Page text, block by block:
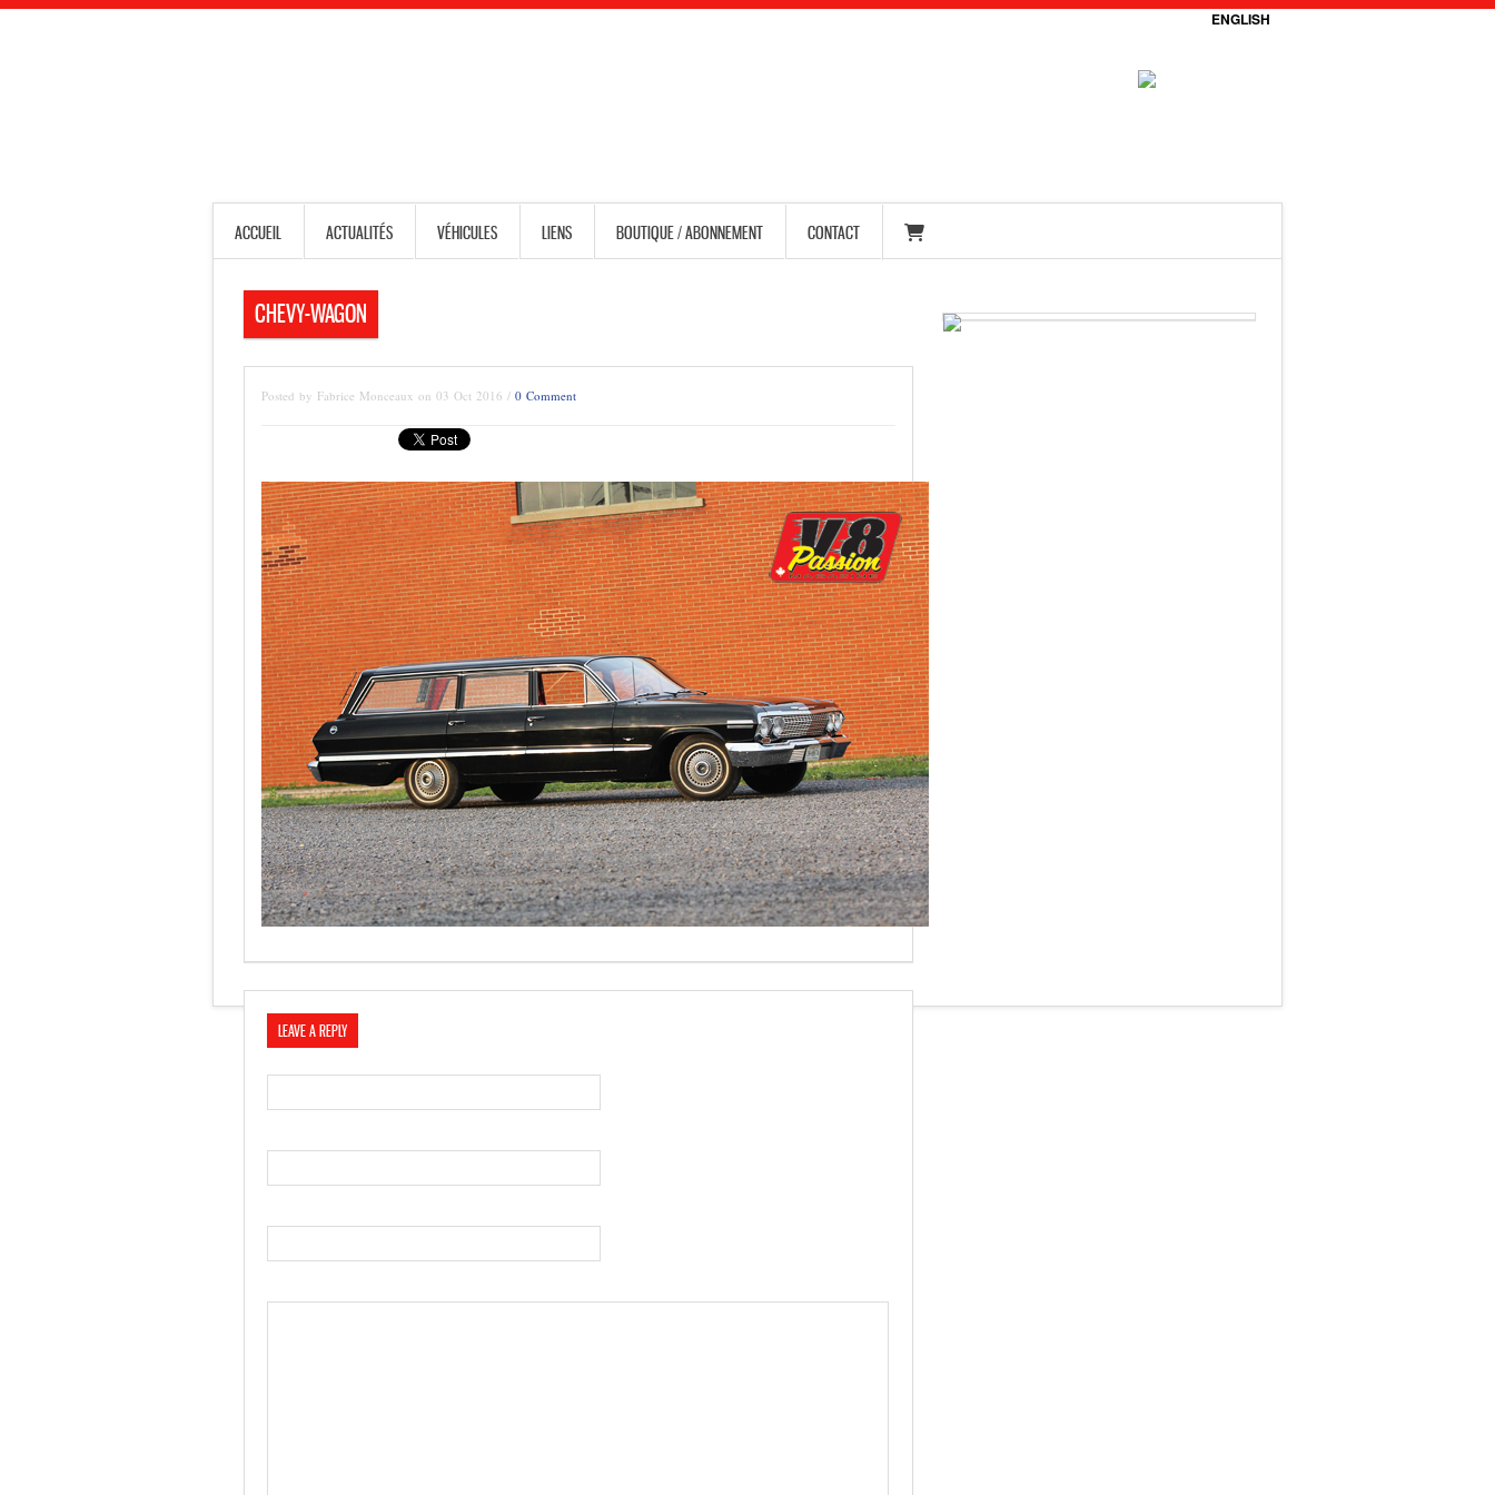
ENGLISH
ACCUEIL ACTUALITÉS VÉHICULES LIENS BOUTIQUE / ABONNEMENT CONTACT
CHEVY-WAGON
Posted by Fabrice Monceaux on 03 Oct 2016 / 0 Comment
LEAVE A REPLY